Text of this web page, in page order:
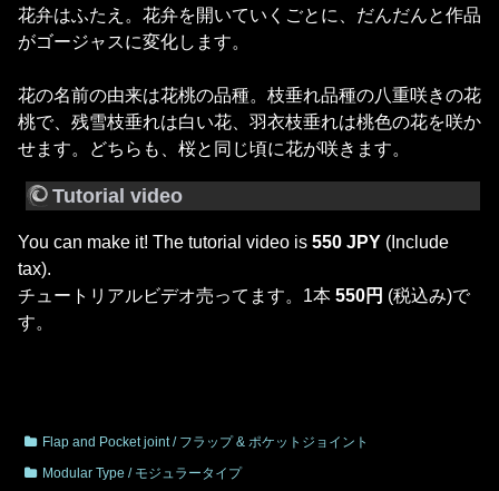
花弁はふたえ。花弁を開いていくごとに、だんだんと作品
がゴージャスに変化します。
花の名前の由来は花桃の品種。枝垂れ品種の八重咲きの花
桃で、残雪枝垂れは白い花、羽衣枝垂れは桃色の花を咲か
せます。どちらも、桜と同じ頃に花が咲きます。
Tutorial video
You can make it! The tutorial video is 550 JPY (Include
tax).
チュートリアルビデオ売ってます。1本 550円 (税込み)で
す。
Flap and Pocket joint / フラップ & ポケットジョイント
Modular Type / モジュラータイプ